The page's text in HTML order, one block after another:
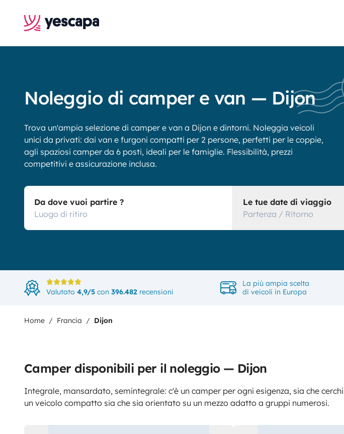
Noleggio di camper e van — Dijon
Trova un'ampia selezione di camper e van a Dijon e dintorni. Noleggia veicoli
unici da privati: dai van e furgoni compatti per 2 persone, perfetti per le coppie,
agli spaziosi camper da 6 posti, ideali per le famiglie. Flessibilità, prezzi
competitivi e assicurazione inclusa.
Da dove vuoi partire ?
Le tue date di viaggio
Partenza / Ritorno
Valutato 4,9/5 con 396.482 recensioni
La più ampia scelta
di veicoli in Europa
Home Francia Dijon
Camper disponibili per il noleggio — Dijon
Integrale, mansardato, semintegrale: c'è un camper per ogni esigenza, sia che cerchi
un veicolo compatto sia che sia orientato su un mezzo adatto a gruppi numerosi.